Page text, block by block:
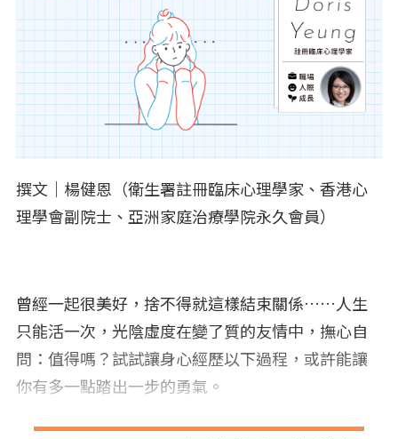
撰文｜楊健恩（衛生署註冊臨床心理學家、香港心
理學會副院士、亞洲家庭治療學院永久會員）
曾經一起很美好，捨不得就這樣結束關係……人生
只能活一次，光陰虛度在變了質的友情中，撫心自
問：值得嗎？試試讓身心經歷以下過程，或許能讓
你有多一點踏出一步的勇氣。